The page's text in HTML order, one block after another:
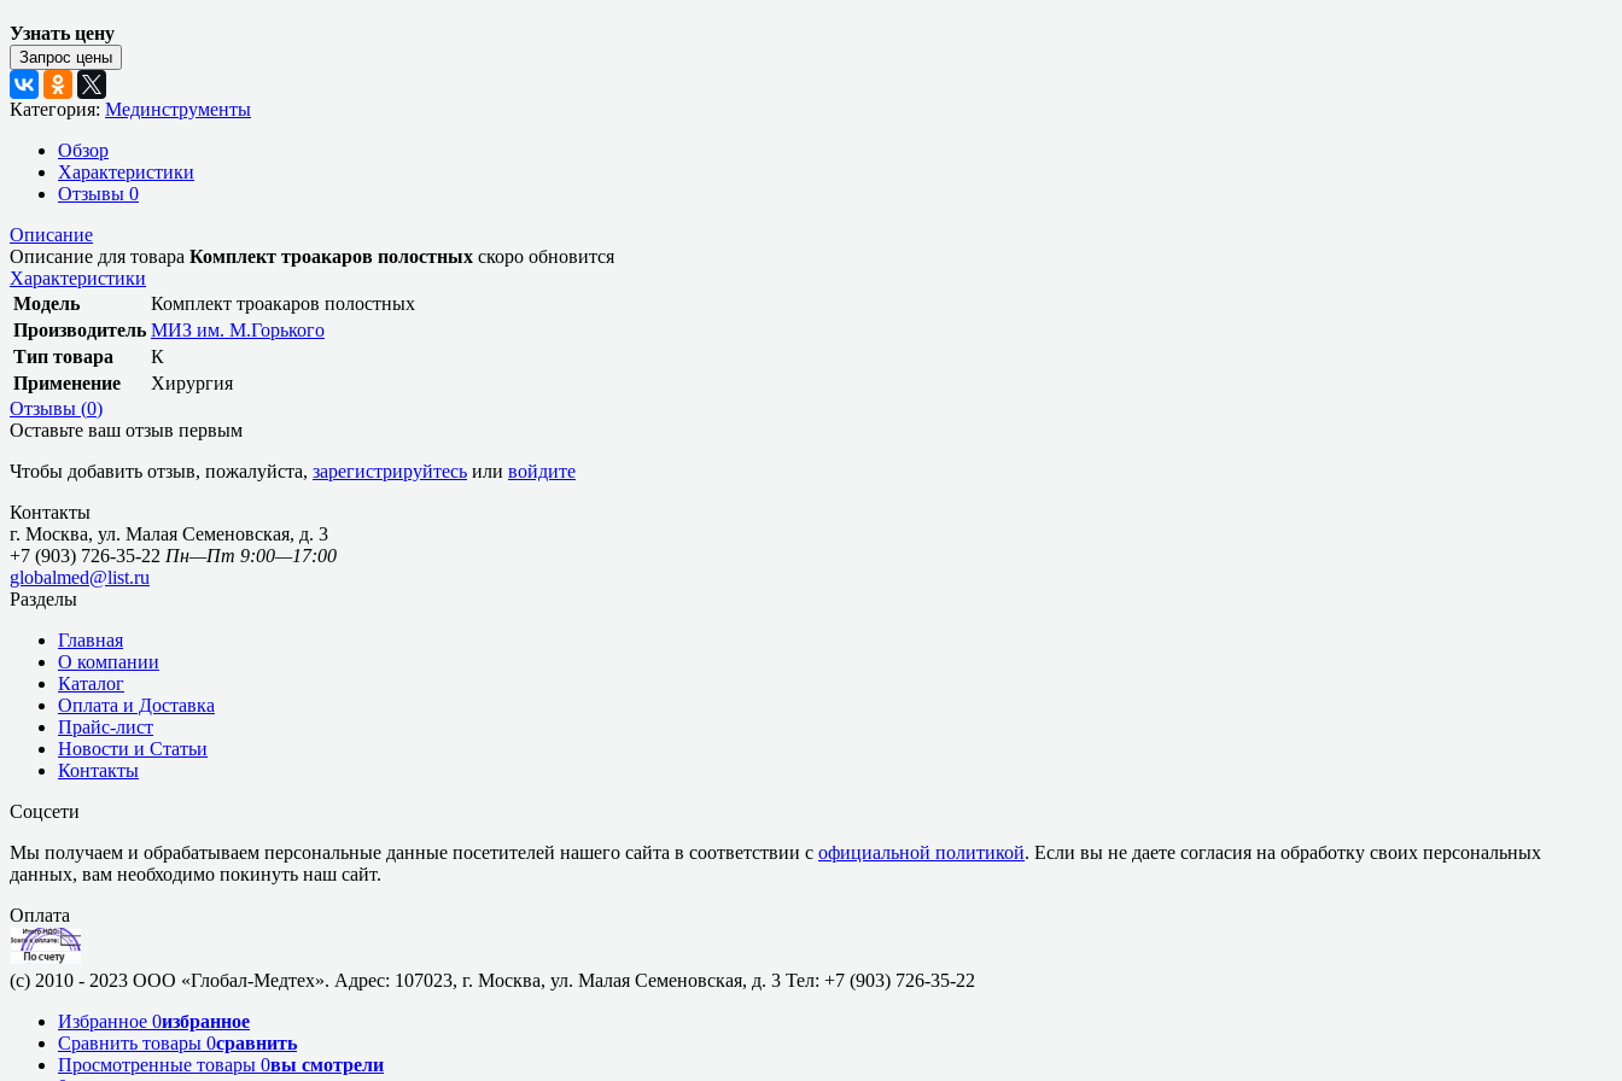
Узнать цену
Категория: Мединструменты
Обзор
Характеристики
Отзывы 0
Описание
Описание для товара Комплект троакаров полостных скоро обновится
Характеристики
Модель
Комплект троакаров полостных
Производитель МИЗ им. М.Горького
Тип товара
К
Применение
Хирургия
Отзывы (0)
Оставьте ваш отзыв первым
Чтобы добавить отзыв, пожалуйста, зарегистрируйтесь или войдите
Контакты
г. Москва, ул. Малая Семеновская, д. 3
+7 (903) 726-35-22 Пн—Пт 9:00—17:00
globalmed@list.ru
Разделы
Главная
О компании
Каталог
Оплата и Доставка
Прайс-лист
Новости и Статьи
Контакты
Соцсети
Мы получаем и обрабатываем персональные данные посетителей нашего сайта в соответствии с официальной политикой. Если вы не даете согласия на обработку своих персональных
данных, вам необходимо покинуть наш сайт.
Оплата
(c) 2010 - 2023 ООО «Глобал-Медтех». Адрес: 107023, г. Москва, ул. Малая Семеновская, д. 3 Тел: +7 (903) 726-35-22
Избранное 0избранное
Сравнить товары 0сравнить
Просмотренные товары 0вы смотрели